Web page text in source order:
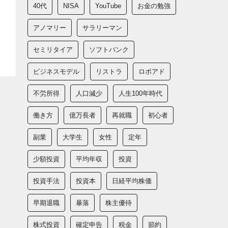
40代 NISA YouTube お金の勉強
アノマリー サラリーマン
セミリタイア ソフトバンク
ビジネスモデル リストラ ロボアド
不労所得 人口減少 人生100年時代
働き方 億万長者 再就職 初心者
副業 大学生 女性 定年
少額投資 平均年収 投資
投資手法 投資本 日経平均株価
早期退職 暴落 株主優待
株式投資 確定申告 税金 節約